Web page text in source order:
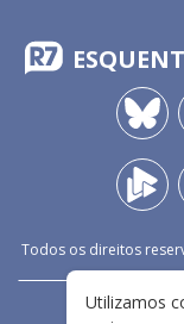
Todos os direitos
Utilizamos